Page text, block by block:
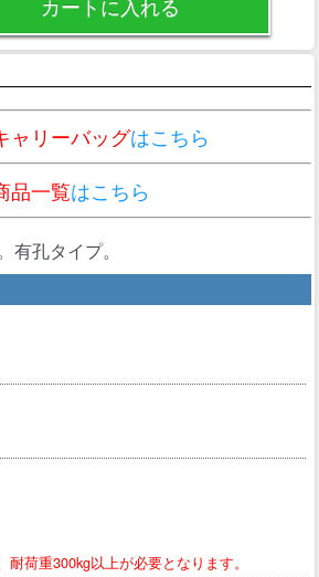
ャリーバッグはこちら
品一覧はこちら
有孔タイプ。
荷重300kg以上が必要となります。